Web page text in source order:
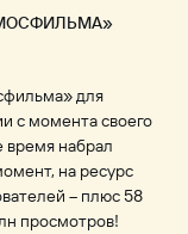
для
с момента своего
время набрал
на ресурс
– плюс 58
просмотров!